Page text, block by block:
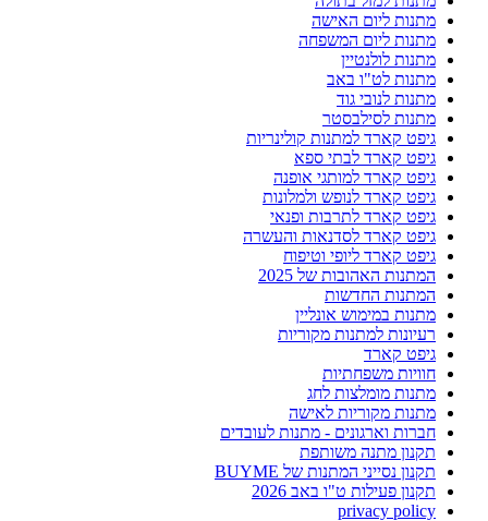
מתנות ליום האישה
מתנות ליום המשפחה
מתנות לולנטיין
מתנות לט"ו באב
מתנות לנובי גוד
מתנות לסילבסטר
גיפט קארד למתנות קולינריות
גיפט קארד לבתי ספא
גיפט קארד למותגי אופנה
גיפט קארד לנופש ולמלונות
גיפט קארד לתרבות ופנאי
גיפט קארד לסדנאות והעשרה
גיפט קארד ליופי וטיפוח
המתנות האהובות של 2025
המתנות החדשות
מתנות במימוש אונליין
רעיונות למתנות מקוריות
גיפט קארד
חוויות משפחתיות
מתנות מומלצות לחג
מתנות מקוריות לאישה
חברות וארגונים - מתנות לעובדים
תקנון מתנה משותפת
תקנון נסייני המתנות של BUYME
תקנון פעילות ט"ו באב 2026
privacy policy